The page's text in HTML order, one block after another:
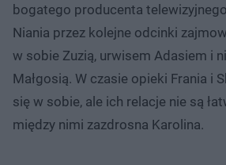
bogatego producenta
Niania przez kolejne odcinki
w sobie Zuzią, urwisem Adasiem i
Małgosią. W czasie opieki Frania i
się w sobie, ale ich relacje nie są
między nimi zazdrosna Karolina.